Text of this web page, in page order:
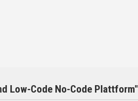
Low-Code No-Code Plattform"